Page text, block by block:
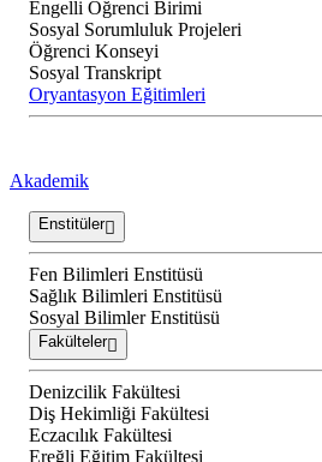
Engelli Öğrenci Birimi
Sosyal Sorumluluk Projeleri
Öğrenci Konseyi
Sosyal Transkript
Oryantasyon Eğitimleri
Akademik
Enstitüler
Fen Bilimleri Enstitüsü
Sağlık Bilimleri Enstitüsü
Sosyal Bilimler Enstitüsü
Fakülteler
Denizcilik Fakültesi
Diş Hekimliği Fakültesi
Eczacılık Fakültesi
Ereğli Eğitim Fakültesi